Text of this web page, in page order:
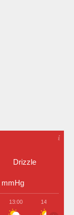
Drizzle
mmHg
13:00 14:00